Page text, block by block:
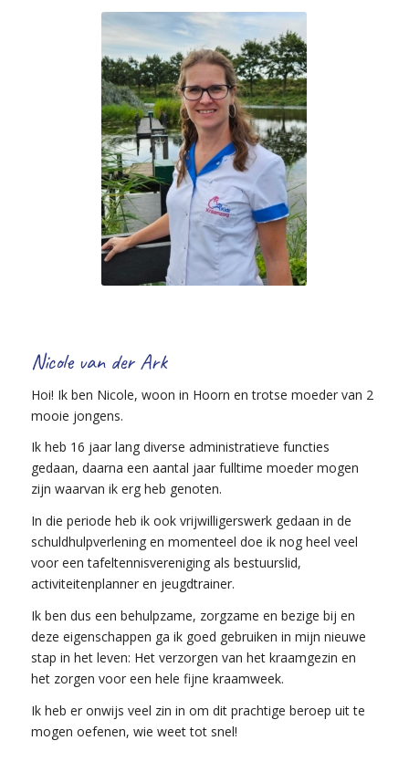
Nicole van der Ark
Hoi! Ik ben Nicole, woon in Hoorn en trotse moeder van 2
mooie jongens.
Ik heb 16 jaar lang diverse administratieve functies
gedaan, daarna een aantal jaar fulltime moeder mogen
zijn waarvan ik erg heb genoten.
In die periode heb ik ook vrijwilligerswerk gedaan in de
schuldhulpverlening en momenteel doe ik nog heel veel
voor een tafeltennisvereniging als bestuurslid,
activiteitenplanner en jeugdtrainer.
Ik ben dus een behulpzame, zorgzame en bezige bij en
deze eigenschappen ga ik goed gebruiken in mijn nieuwe
stap in het leven: Het verzorgen van het kraamgezin en
het zorgen voor een hele fijne kraamweek.
Ik heb er onwijs veel zin in om dit prachtige beroep uit te
mogen oefenen, wie weet tot snel!